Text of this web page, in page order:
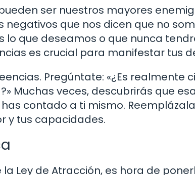
ser nuestros mayores
que nos dicen que no
lo que deseamos o que nunca
es crucial para manifestar tus
Pregúntate: «¿Es realmente
Muchas veces, descubrirás que
contado a ti mismo.
y tus capacidades.
Ley de Atracción, es hora de